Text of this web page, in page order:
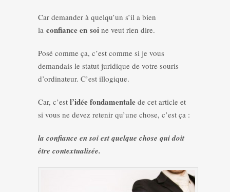
Car demander à quelqu’un s’il a bien
la confiance en soi ne veut rien dire.
Posé comme ça, c’est comme si je vous
demandais le statut juridique de votre souris
d’ordinateur. C’est illogique.
Car, c’est l’idée fondamentale de cet article et
si vous ne devez retenir qu’une chose, c’est ça :
la confiance en soi est quelque chose qui doit
être contextualisée.